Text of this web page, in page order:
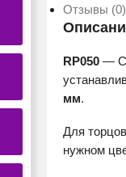
(BL
-
чёрный)
Отзывы (0)
RP050 —
мм.
Для
нужном